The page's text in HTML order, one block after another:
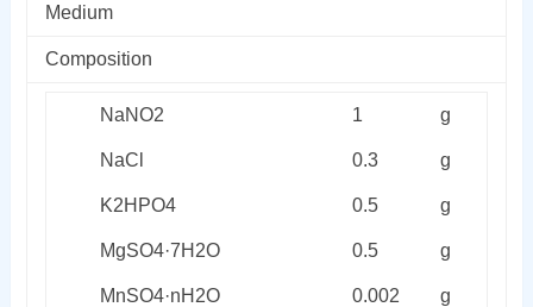
Medium
Composition
NaNO2 1 g
NaCl 0.3 g
K2HPO4 0.5 g
MgSO4·7H 2O 0.5 g
MnSO4·nH 2O 0.002 g